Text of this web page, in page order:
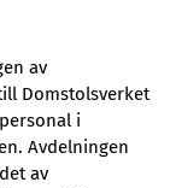
av
Domstolsverket
i
Avdelningen
av